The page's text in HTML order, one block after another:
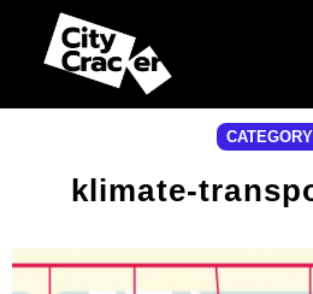
CATEGORY
klimate-